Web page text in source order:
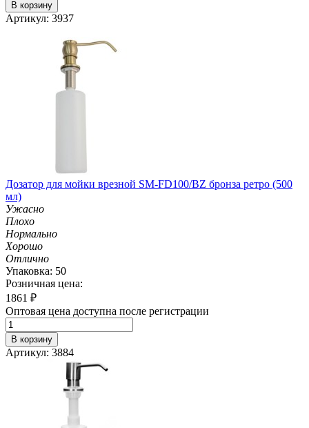
В корзину
Артикул: 3937
Дозатор для мойки врезной SM-FD100/BZ бронза ретро (500
мл)
Ужасно
Плохо
Нормально
Хорошо
Отлично
Упаковка: 50
Розничная цена:
1861 ₽
Оптовая цена доступна после регистрации
В корзину
Артикул: 3884